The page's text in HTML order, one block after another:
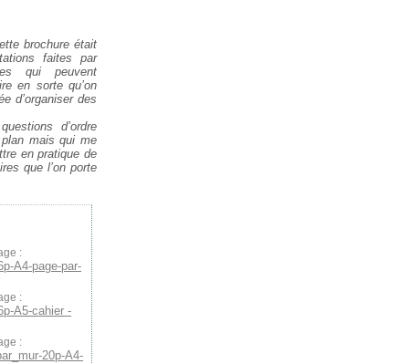
brochure était
faites par
qui peuvent
en sorte qu’on
d’organiser des
d’ordre
mais qui me
en pratique de
que l’on porte
:
A4-page-par-
:
A5-cahier -
:
20p-A4-